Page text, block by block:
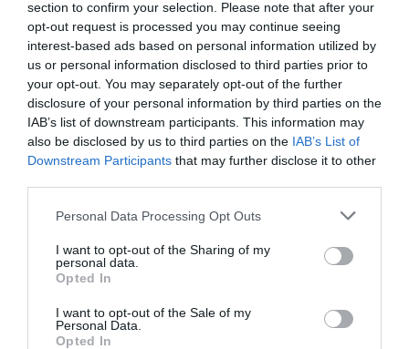
section to confirm your selection. Please note that after your
opt-out request is processed you may continue seeing
interest-based ads based on personal information utilized by
us or personal information disclosed to third parties prior to
your opt-out. You may separately opt-out of the further
disclosure of your personal information by third parties on the
IAB’s list of downstream participants. This information may
also be disclosed by us to third parties on the IAB’s List of
Downstream Participants that may further disclose it to other
Personal Data Processing Opt Outs
I want to opt-out of the Sharing of my
personal data.
Opted In
I want to opt-out of the Sale of my
Personal Data.
Opted In
DERNIERS COMMENTAIRES
Mathématiques a commenté l'article :
19 h 23 sans escale : le Boeing 777F de National
Airlines relie l’Écosse à l’Australie